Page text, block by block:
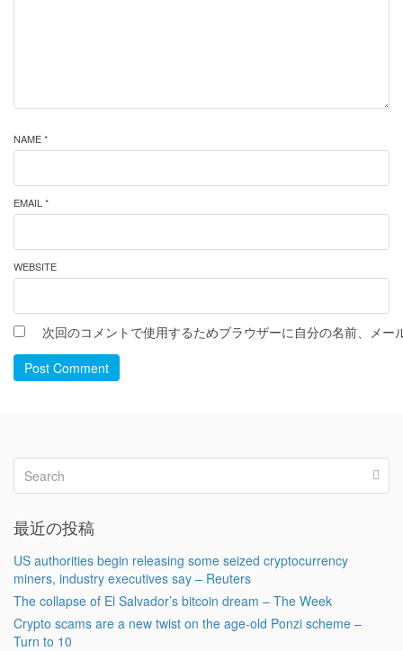
NAME *
EMAIL *
WEBSITE
次回のコメントで使用するためブラウザーに自分の名前、メー
Post Comment
最近の投稿
US authorities begin releasing some seized cryptocurrency
miners, industry executives say – Reuters
The collapse of El Salvador’s bitcoin dream – The Week
Crypto scams are a new twist on the age-old Ponzi scheme –
Turn to 10